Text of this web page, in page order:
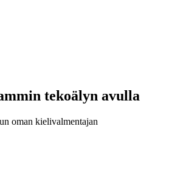
tekoälyn avulla
oman kielivalmentajan